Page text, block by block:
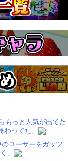
もっと人気が出てた
ってた」
ユーザーをガッツ
」